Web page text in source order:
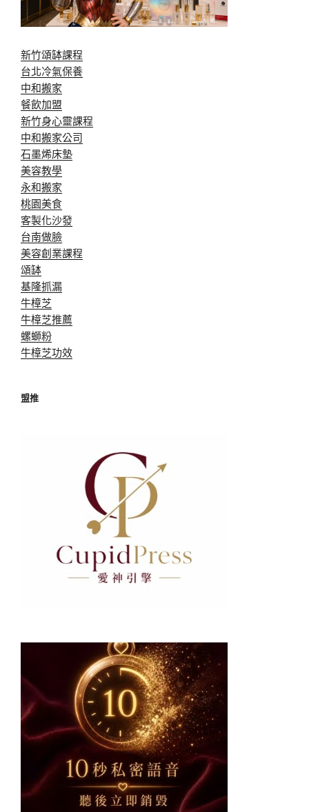
新竹頌缽課程
台北冷氣保養
中和搬家
餐飲加盟
新竹身心靈課程
中和搬家公司
石墨烯床墊
美容教學
永和搬家
桃園美食
客製化沙發
台南做臉
美容創業課程
頌缽
基隆抓漏
牛樟芝
牛樟芝推薦
螺螄粉
牛樟芝功效
盟推